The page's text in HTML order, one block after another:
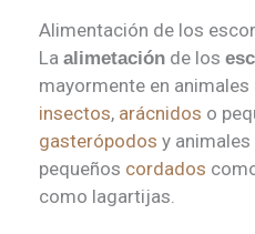
Alimentación de los
La alimetación de los
mayormente en
insectos, arácnidos o
gasterópodos y
pequeños cordados
como lagartijas.